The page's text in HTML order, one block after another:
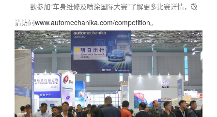
欲参加“车身维修及喷涂国际大赛”了解更多比赛详情，敬
请访问www.automechanika.com/competition。